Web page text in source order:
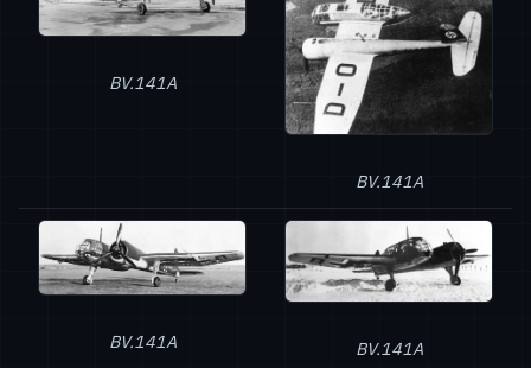
BV.141A
BV.141A
BV.141A BV.141A